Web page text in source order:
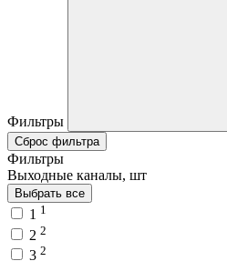
Фильтры
Сброс фильтра
Фильтры
Выходные каналы, шт
Выбрать все
1 1
2 2
3 2